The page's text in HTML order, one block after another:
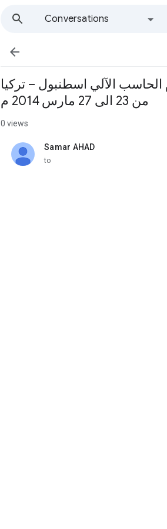
Conversations

الآلي اسطنبول – تركيا
من 23 الى 27 مارس 2014 م
0 views
Samar AHAD
unread,
to